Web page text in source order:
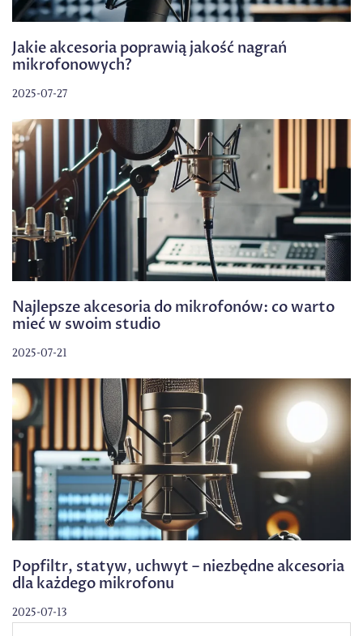
Jakie akcesoria poprawią jakość nagrań
mikrofonowych?
2025-07-27
Najlepsze akcesoria do mikrofonów: co warto
mieć w swoim studio
2025-07-21
Popfiltr, statyw, uchwyt – niezbędne akcesoria
dla każdego mikrofonu
2025-07-13